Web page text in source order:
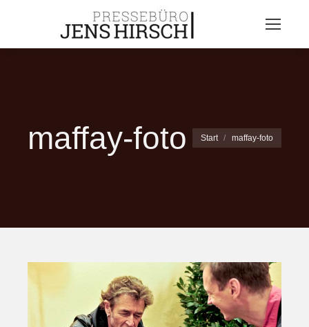
maffay-foto Sie befinden sich hier:
Start maffay-foto